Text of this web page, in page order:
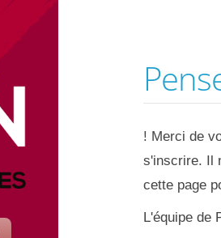
! Merci de
s'inscrire. Il
cette page
L'équipe de